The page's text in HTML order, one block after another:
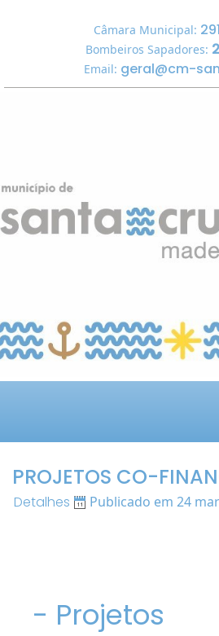
Câmara Municipal:
Bombeiros Sapadores:
Email: geral@cm-
PROJETOS CO-
Detalhes Publicado em 24
- Projetos